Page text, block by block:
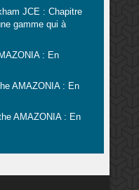
JCE : Chapitre
gamme qui à
: En
AMAZONIA : En
AMAZONIA : En